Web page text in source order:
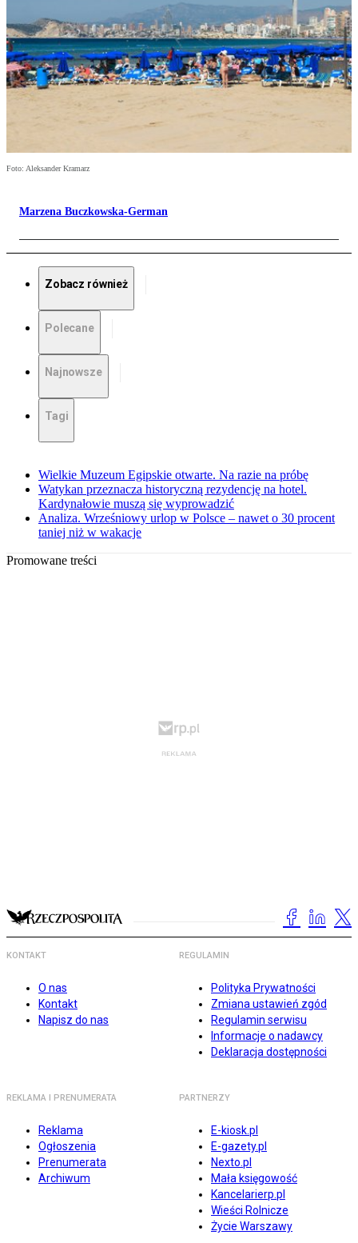
Foto: Aleksander Kramarz
Marzena Buczkowska-German
Zobacz również
Polecane
Najnowsze
Tagi
Wielkie Muzeum Egipskie otwarte. Na razie na próbę
Watykan przeznacza historyczną rezydencję na hotel.
Kardynałowie muszą się wyprowadzić
Analiza. Wrześniowy urlop w Polsce – nawet o 30 procent
taniej niż w wakacje
Promowane treści
KONTAKT
O nas
Kontakt
Napisz do nas
REGULAMIN
Polityka Prywatności
Zmiana ustawień zgód
Regulamin serwisu
Informacje o nadawcy
Deklaracja dostępności
REKLAMA I PRENUMERATA
Reklama
Ogłoszenia
Prenumerata
Archiwum
PARTNERZY
E-kiosk.pl
E-gazety.pl
Nexto.pl
Mała księgowość
Kancelarierp.pl
Wieści Rolnicze
Życie Warszawy